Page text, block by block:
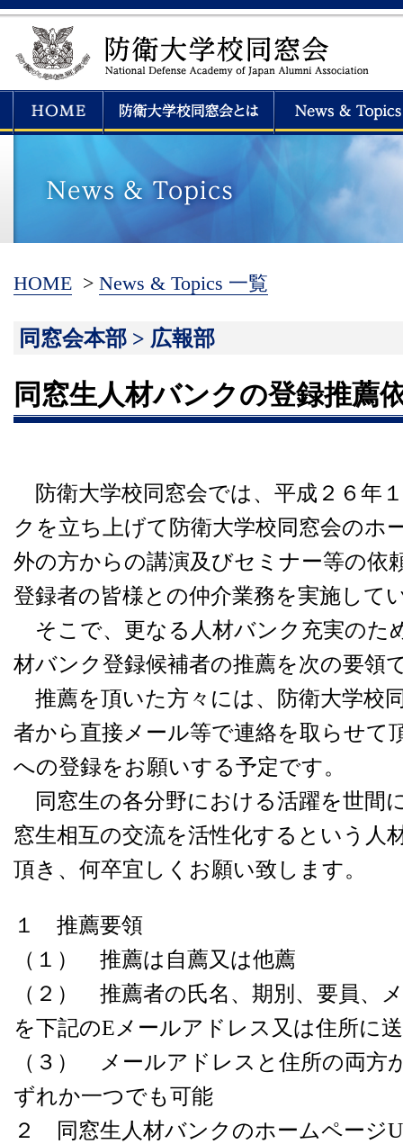
HOME > News & Topics 一覧
同窓会本部 > 広報部
同窓生人材バンクの登録推薦
防衛大学校同窓会では、平成２６年
クを立ち上げて防衛大学校同窓会のホ
外の方からの講演及びセミナー等の依
登録者の皆様との仲介業務を実施して
そこで、更なる人材バンク充実のた
材バンク登録候補者の推薦を次の要領
推薦を頂いた方々には、防衛大学校
者から直接メール等で連絡を取らせて
への登録をお願いする予定です。
同窓生の各分野における活躍を世間
窓生相互の交流を活性化するという人
頂き、何卒宜しくお願い致します。
１ 推薦要領
（１） 推薦は自薦又は他薦
（２） 推薦者の氏名、期別、要員、
を下記のEメールアドレス又は住所に
（３） メールアドレスと住所の両方
ずれか一つでも可能
２ 同窓生人材バンクのホームページ